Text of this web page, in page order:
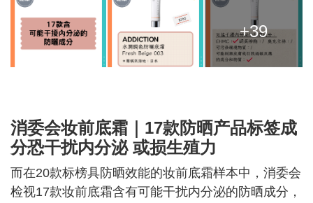
+39
消委会妆前底霜｜17款防晒产品标签成
分恐干扰内分泌 或损生殖力
而在20款标榜具防晒效能的妆前底霜样本中，消委会
检视17款妆前底霜含有可能干扰内分泌的防晒成分，